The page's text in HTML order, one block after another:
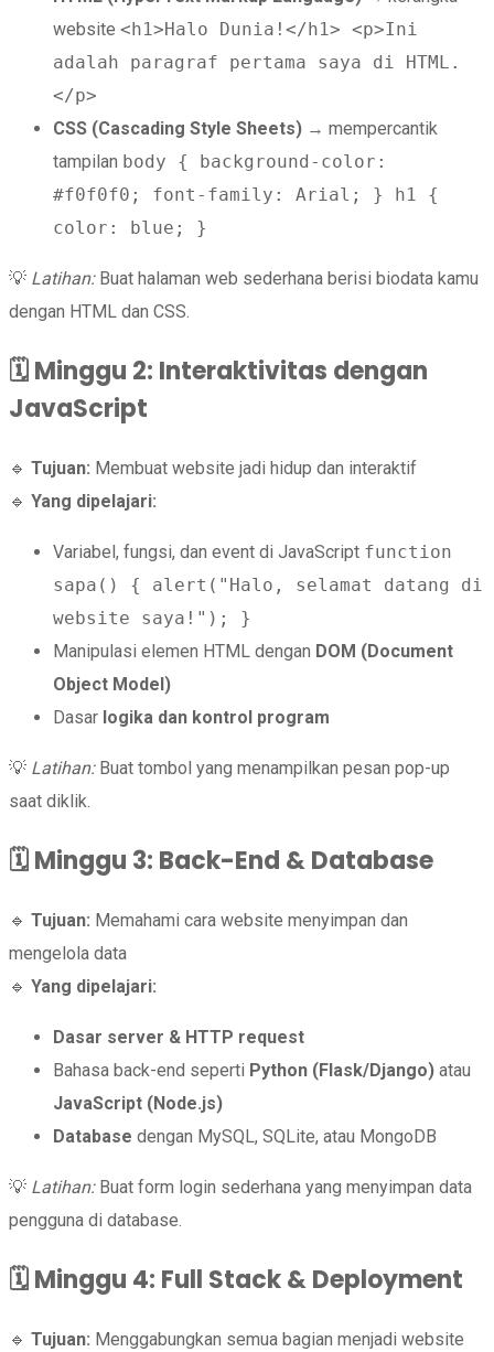
website <h1>Halo Dunia!</h1> <p>Ini
adalah paragraf pertama saya di HTML.
</p>
CSS (Cascading Style Sheets) → mempercantik
tampilan body { background-color:
#f0f0f0; font-family: Arial; } h1 {
color: blue; }
💡 Latihan:Buat halaman web sederhana berisi biodata kamu
dengan HTML dan CSS.
🗓️Minggu 2: Interaktivitas dengan
JavaScript
🔹 Tujuan: Membuat website jadi hidup dan interaktif
🔹 Yang dipelajari:
Variabel, fungsi, dan event di JavaScript function
sapa() { alert("Halo, selamat datang di
website saya!"); }
Manipulasi elemen HTML dengan DOM (Document
Object Model)
Dasar logika dan kontrol program
💡 Latihan:Buat tombol yang menampilkan pesan pop-up
saat diklik.
🗓️Minggu 3: Back-End & Database
🔹 Tujuan: Memahami cara website menyimpan dan
mengelola data
🔹 Yang dipelajari:
Dasar server & HTTP request
Bahasa back-end seperti Python (Flask/Django) atau
JavaScript (Node.js)
Database dengan MySQL, SQLite, atau MongoDB
💡 Latihan:Buat form login sederhana yang menyimpan data
pengguna di database.
🗓️Minggu 4: Full Stack & Deployment
🔹 Tujuan: Menggabungkan semua bagian menjadi website